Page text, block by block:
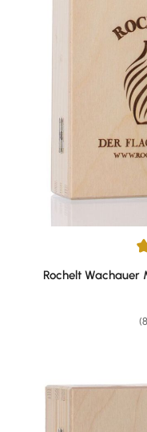
Durchschnittliche
Rochelt Wachauer